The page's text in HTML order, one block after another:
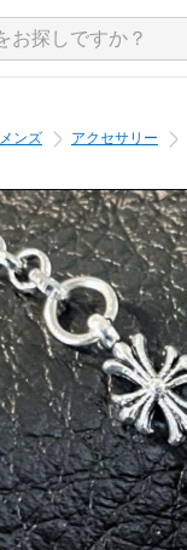
メンズ アクセサリー